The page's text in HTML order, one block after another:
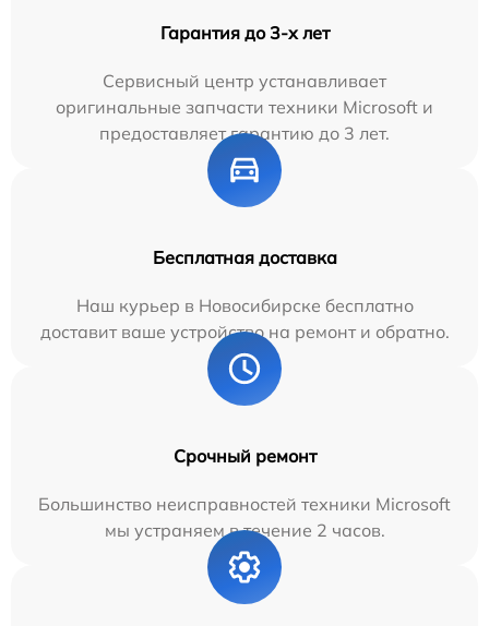
Гарантия до 3-х лет
Сервисный центр устанавливает
оригинальные запчасти техники Microsoft и
предоставляет гарантию до 3 лет.
Бесплатная доставка
Наш курьер в Новосибирске бесплатно
доставит ваше устройство на ремонт и обратно.
Срочный ремонт
Большинство неисправностей техники Microsoft
мы устраняем в течение 2 часов.